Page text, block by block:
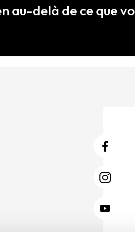
au-delà de ce que